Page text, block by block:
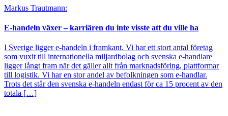
Markus Trautmann:
E-handeln växer – karriären du inte visste att du ville ha
I Sverige ligger e-handeln i framkant. Vi har ett stort antal företag
som vuxit till internationella miljardbolag och svenska e-handlare
ligger långt fram när det gäller allt från marknadsföring, plattformar
till logistik. Vi har en stor andel av befolkningen som e-handlar.
Trots det står den svenska e-handeln endast för ca 15 procent av den
totala […]